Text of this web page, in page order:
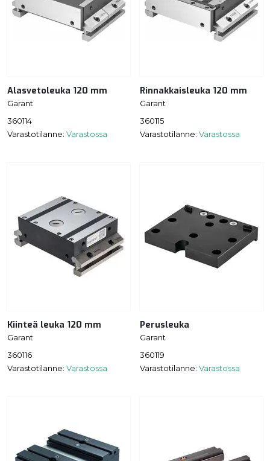
Alasvetoleuka 120 mm
Garant
360114
Varastotilanne: Varastossa
Rinnakkaisleuka 120 mm
Garant
360115
Varastotilanne: Varastossa
Kiinteä leuka 120 mm
Garant
360116
Varastotilanne: Varastossa
Perusleuka
Garant
360119
Varastotilanne: Varastossa